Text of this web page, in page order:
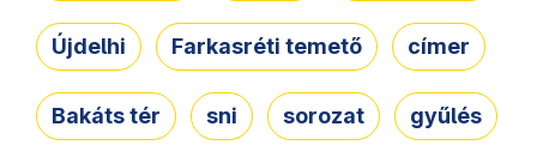
Újdelhi Farkasréti temető címer
Bakáts tér sni sorozat gyűlés